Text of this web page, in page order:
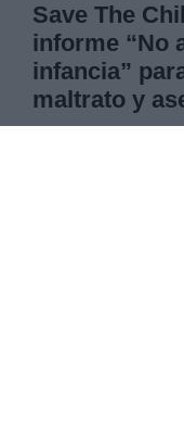
Save The
informe “No
infancia”
maltrato y